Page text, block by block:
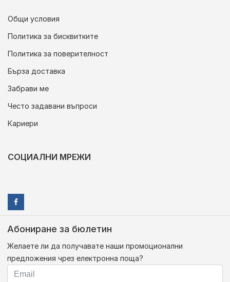
Общи условия
Политика за бисквитките
Политика за поверителност
Бърза доставка
Забрави ме
Често задавани въпроси
Кариери
СОЦИАЛНИ МРЕЖИ
Абониране за бюлетин
Желаете ли да получавате наши промоционални
предложения чрез електронна поща?